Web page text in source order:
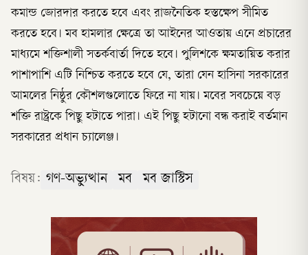
কমান্ড জোরদার করতে হবে এবং রাজনৈতিক হস্তক্ষেপ সীমিত
করতে হবে। মব হামলার ক্ষেত্রে তা আইনের আওতায় এনে প্রচারের
মাধ্যমে শক্তিশালী সতর্কবার্তা দিতে হবে। পুলিশকে ক্ষমতায়িত করার
পাশাপাশি এটি নিশ্চিত করতে হবে যে, তারা যেন হাসিনা সরকারের
আমলের নিষ্ঠুর কৌশলগুলোতে ফিরে না যায়। মবের সবচেয়ে বড়
শক্তি রাষ্ট্রকে পিছু হটাতে পারা। এই পিছু হটানো বন্ধ করাই বর্তমান
সরকারের প্রধান চ্যালেঞ্জ।
বিষয়: গণ-অভ্যুত্থান মব মব জাস্টিস